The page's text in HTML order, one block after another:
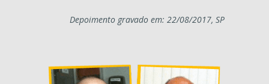
Depoimento gravado em: 22/08/2017, SP